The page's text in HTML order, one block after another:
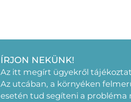
ÍRJON NEKÜNK!
Az itt megírt ügyekről
Az utcában, a környéken
esetén tud segíteni a probléma